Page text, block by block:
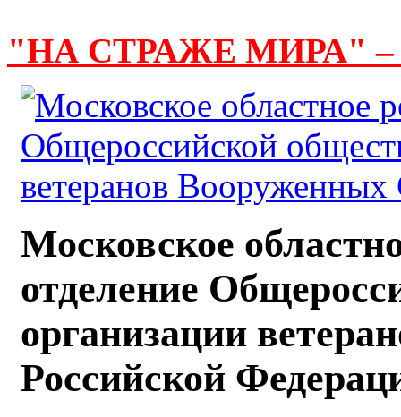
"НА СТРАЖЕ МИРА"
Московское
отделение
организации
Российской